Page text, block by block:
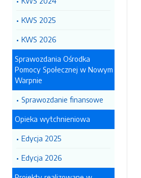
KWS 2025
KWS 2026
Sprawozdania Ośrodka
Pomocy Społecznej w Nowym
Warpnie
Sprawozdanie finansowe
Opieka wytchnieniowa
Edycja 2025
Edycja 2026